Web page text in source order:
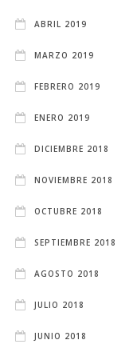
ABRIL 2019
MARZO 2019
FEBRERO 2019
ENERO 2019
DICIEMBRE 2018
NOVIEMBRE 2018
OCTUBRE 2018
SEPTIEMBRE 2018
AGOSTO 2018
JULIO 2018
JUNIO 2018